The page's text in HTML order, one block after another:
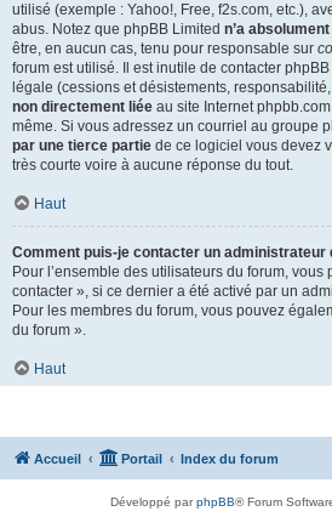
utilisé (exemple : Yahoo!, Free, f2s.com, etc.),
abus. Notez que phpBB Limited n’a
être, en aucun cas, tenu pour responsable sur
forum est utilisé. Il est inutile de contacter
légale (cessions et désistements,
non directement liée au site Internet
même. Si vous adressez un courriel au groupe
par une tierce partie de ce logiciel vous devez
très courte voire à aucune réponse du tout.
Haut
Comment puis-je contacter un administrateur
Pour l’ensemble des utilisateurs du forum,
contacter », si ce dernier a été activé par un
Pour les membres du forum, vous pouvez
du forum ».
Haut
Accueil Portail Index du forum
Développé parphpBB® Forum